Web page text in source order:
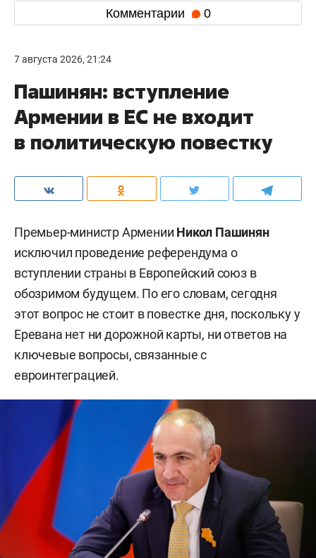
Комментарии 0
7 августа 2026, 21:24
Пашинян: вступление
Армении в ЕС не входит
в политическую повестку
Премьер-министр Армении Никол Пашинян
исключил проведение референдума о
вступлении страны в Европейский союз в
обозримом будущем. По его словам, сегодня
этот вопрос не стоит в повестке дня, поскольку у
Еревана нет ни дорожной карты, ни ответов на
ключевые вопросы, связанные с
евроинтеграцией.